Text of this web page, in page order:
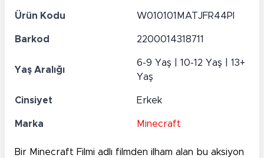
Ürün Kodu W010101MATJFR44PI
Barkod 2200014318711
Yaş Aralığı
6-9 Yaş | 10-12 Yaş | 13+
Yaş
Cinsiyet Erkek
Marka Minecraft
Bir Minecraft Filmi adlı filmden ilham alan bu aksiyon